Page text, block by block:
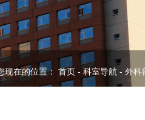
现在的位置： 首页 - 科室导航 - 外科